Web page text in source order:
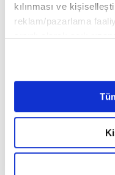
kılınması ve
reklam/pazarlama
sınırlı olarak açık
belirleyebilirsiniz.
Ayarlar butonuna
Metnimizi ziyaret
6698 sayılı Kişisel
okumak ve sitemizi
gerçekleştirilen veri
detaylı bilgi almak için
Toplumsal bir
Ahilik